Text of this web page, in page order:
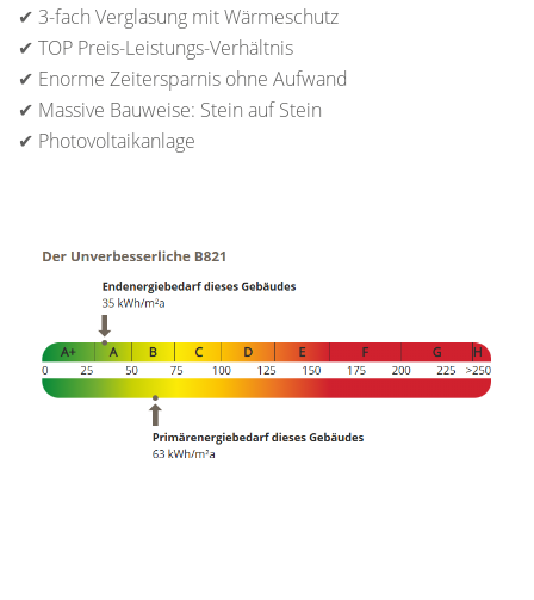
✔ 3-fach Verglasung mit Wärmeschutz
✔ TOP Preis-Leistungs-Verhältnis
✔ Enorme Zeitersparnis ohne Aufwand
✔ Massive Bauweise: Stein auf Stein
✔ Photovoltaikanlage